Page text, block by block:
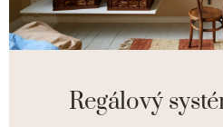
Regálový